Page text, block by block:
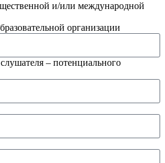
и/или международной
организации
– потенциального